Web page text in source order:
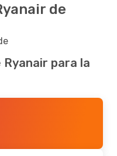
de
para la